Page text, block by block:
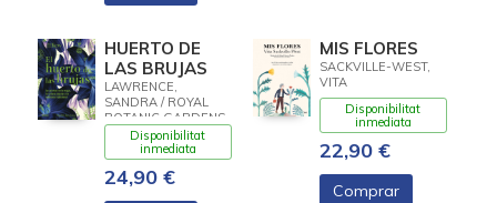
HUERTO DE
LAS BRUJAS
LAWRENCE,
SANDRA / ROYAL
BOTANIC GARDENS
Disponibilitat
inmediata
24,90 €
MIS FLORES
SACKVILLE-WEST,
VITA
Disponibilitat
inmediata
22,90 €
Comprar